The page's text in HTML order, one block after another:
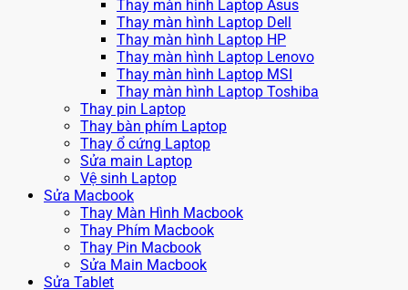
Thay màn hình Laptop Asus
Thay màn hình Laptop Dell
Thay màn hình Laptop HP
Thay màn hình Laptop Lenovo
Thay màn hình Laptop MSI
Thay màn hình Laptop Toshiba
Thay pin Laptop
Thay bàn phím Laptop
Thay ổ cứng Laptop
Sửa main Laptop
Vệ sinh Laptop
Sửa Macbook
Thay Màn Hình Macbook
Thay Phím Macbook
Thay Pin Macbook
Sửa Main Macbook
Sửa Tablet